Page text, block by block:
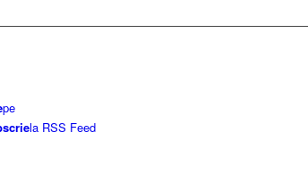
pe
la RSS Feed